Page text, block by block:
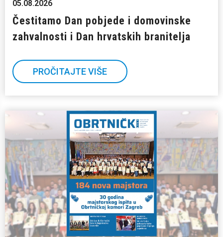
05.08.2026
Čestitamo Dan pobjede i domovinske
zahvalnosti i Dan hrvatskih branitelja
PROČITAJTE VIŠE